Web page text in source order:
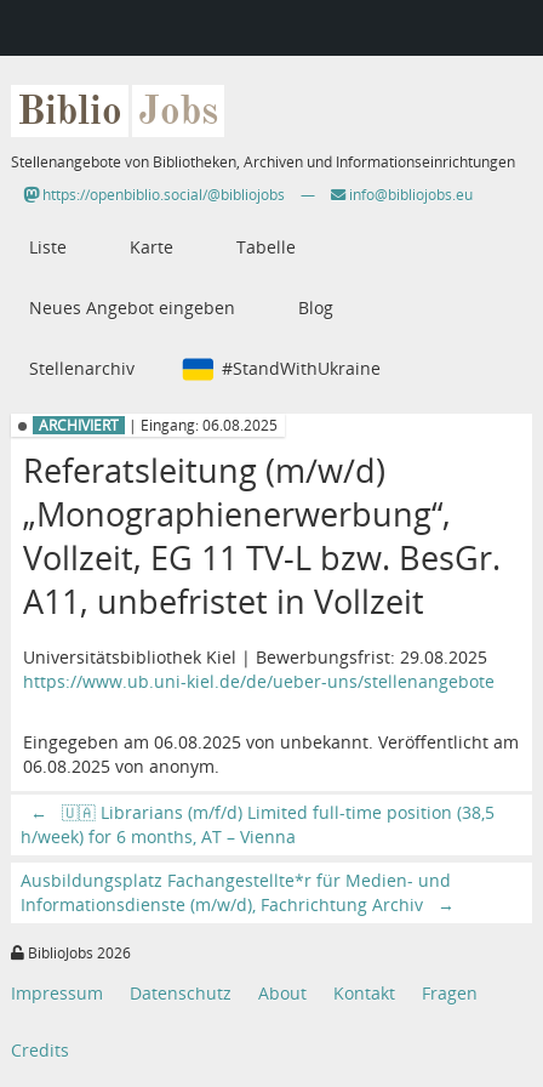
Biblio Jobs
Stellenangebote von Bibliotheken, Archiven und Informationseinrichtungen
https://openbiblio.social/@bibliojobs
— info@bibliojobs.eu
Liste Karte Tabelle
Neues Angebot eingeben Blog
Stellenarchiv #StandWithUkraine
ARCHIVIERT | Eingang: 06.08.2025
Referatsleitung (m/w/d)
„Monographienerwerbung“,
Vollzeit, EG 11 TV-L bzw. BesGr.
A11, unbefristet in Vollzeit
Universitätsbibliothek Kiel | Bewerbungsfrist: 29.08.2025
https://www.ub.uni-kiel.de/de/ueber-uns/stellenangebote
Eingegeben am 06.08.2025 von unbekannt. Veröffentlicht am
06.08.2025 von anonym.
←
🇺🇦 Librarians (m/f/d) Limited full-time position (38,5
h/week) for 6 months, AT – Vienna
Ausbildungsplatz Fachangestellte*r für Medien- und
Informationsdienste (m/w/d), Fachrichtung Archiv
→
BiblioJobs 2026
Impressum Datenschutz About Kontakt Fragen
Credits